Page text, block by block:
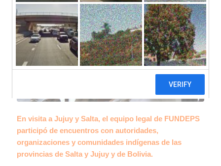
En visita a Jujuy y Salta, el equipo legal de FUNDEPS
participó de encuentros con autoridades,
organizaciones y comunidades indígenas de las
provincias de Salta y Jujuy y de Bolivia.